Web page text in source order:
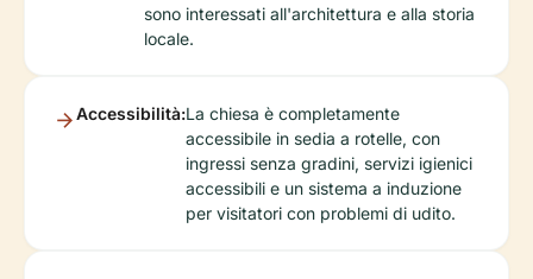
sono interessati all'architettura e alla storia
locale.
Accessibilità:La chiesa è completamente
accessibile in sedia a rotelle, con
ingressi senza gradini, servizi igienici
accessibili e un sistema a induzione
per visitatori con problemi di udito.